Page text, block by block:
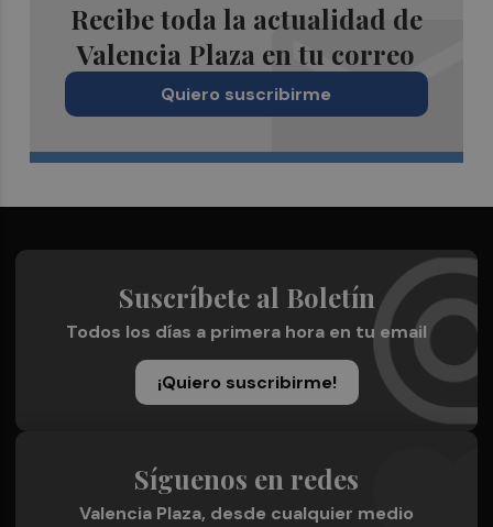
Recibe toda la actualidad de
Valencia Plaza en tu correo
Quiero suscribirme
Suscríbete al Boletín
Todos los días a primera hora en tu email
¡Quiero suscribirme!
Síguenos en redes
Valencia Plaza, desde cualquier medio